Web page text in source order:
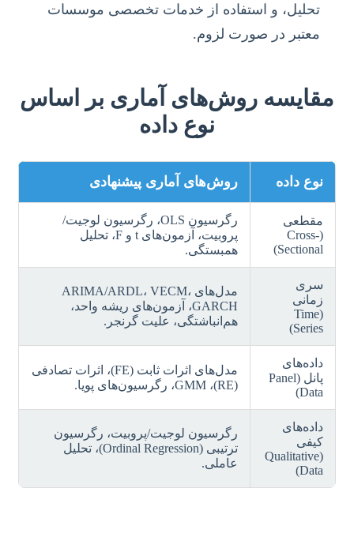
تحلیل، و استفاده از خدمات تخصصی موسسات
معتبر در صورت لزوم.
مقایسه روش‌های آماری بر اساس
نوع داده
نوع داده روش‌های آماری پیشنهادی
مقطعی
(Cross-
Sectional)
رگرسیون OLS، رگرسیون لوجیت/
پروبیت، آزمون‌های t و F، تحلیل
همبستگی.
سری
زمانی
(Time
Series)
مدل‌های ARIMA/ARDL، VECM،
GARCH، آزمون‌های ریشه واحد،
هم‌انباشتگی، علیت گرنجر.
داده‌های
پانل (Panel
Data)
مدل‌های اثرات ثابت (FE)، اثرات تصادفی
(RE)، GMM، رگرسیون‌های پویا.
داده‌های
کیفی
(Qualitative
Data)
رگرسیون لوجیت/پروبیت، رگرسیون
ترتیبی (Ordinal Regression)، تحلیل
عاملی.